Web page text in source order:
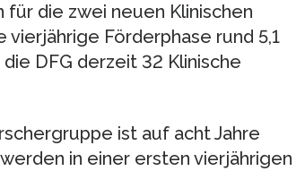
die zwei neuen Klinischen
Förderphase rund 5,1
DFG derzeit 32 Klinische
ist auf acht Jahre
in einer ersten vierjährigen